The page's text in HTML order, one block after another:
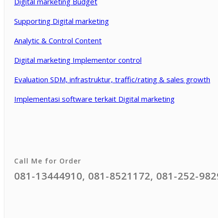
Supporting Digital marketing
Analytic & Control Content
Digital marketing Implementor control
Evaluation SDM, infrastruktur, traffic/rating & sales growth
Implementasi software terkait Digital marketing
Call Me for Order
081-13444910, 081-8521172, 081-252-